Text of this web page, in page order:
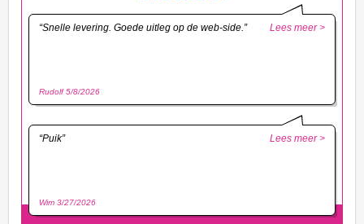
Green
Speed
Hatchbacks
HW
HW
Heavy